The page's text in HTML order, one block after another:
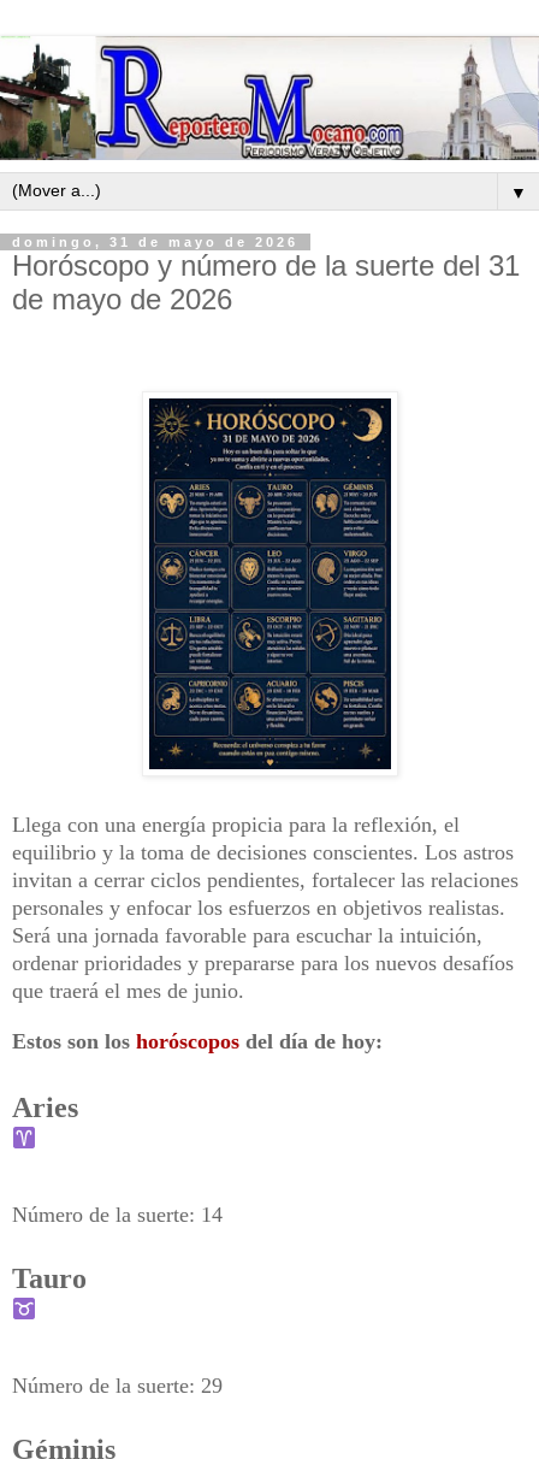
▼
domingo, 31 de mayo de 2026
Horóscopo y número de la suerte del 31
de mayo de 2026
Llega con una energía propicia para la reflexión, el
equilibrio y la toma de decisiones conscientes. Los astros
invitan a cerrar ciclos pendientes, fortalecer las relaciones
personales y enfocar los esfuerzos en objetivos realistas.
Será una jornada favorable para escuchar la intuición,
ordenar prioridades y prepararse para los nuevos desafíos
que traerá el mes de junio.
Estos son los horóscopos del día de hoy:
Aries
Número de la suerte: 14
Tauro
Número de la suerte: 29
Géminis